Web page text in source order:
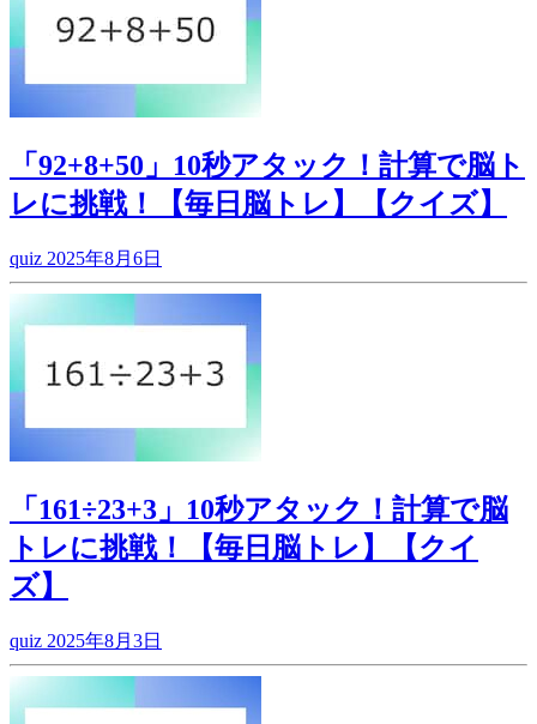
「92+8+50」10秒アタック！計算で脳ト
レに挑戦！【毎日脳トレ】【クイズ】
quiz 2025年8月6日
「161÷23+3」10秒アタック！計算で脳
トレに挑戦！【毎日脳トレ】【クイ
ズ】
quiz 2025年8月3日